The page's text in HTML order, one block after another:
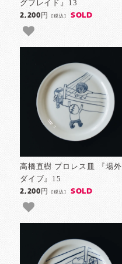
グブレイド』13
2,200円[税込] SOLD
高橋直樹 プロレス皿 『場外
ダイブ』15
2,200円[税込] SOLD